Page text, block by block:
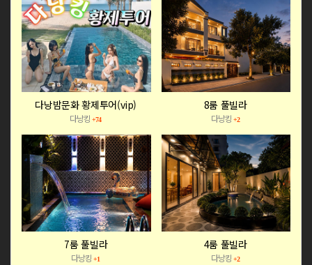
다낭밤문화 황제투어(vip)
다낭킹+74
8룸 풀빌라
다낭킹 +2
7룸 풀빌라
다낭킹+1
4룸 풀빌라
다낭킹 +2